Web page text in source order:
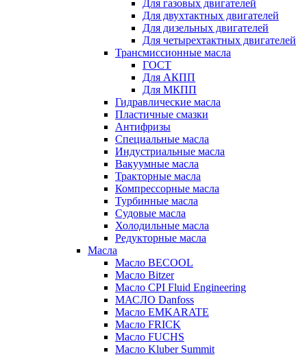
Для газовых двигателей
Для двухтактных двигателей
Для дизельных двигателей
Для четырехтактных двигателей
Трансмиссионные масла
ГОСТ
Для АКПП
Для МКПП
Гидравлические масла
Пластичные смазки
Антифризы
Специальные масла
Индустриальные масла
Вакуумные масла
Тракторные масла
Компрессорные масла
Турбинные масла
Судовые масла
Холодильные масла
Редукторные масла
Масла
Масло BECOOL
Масло Bitzer
Масло CPI Fluid Engineering
МАСЛО Danfoss
Масло EMKARATE
Масло FRICK
Масло FUCHS
Масло Kluber Summit